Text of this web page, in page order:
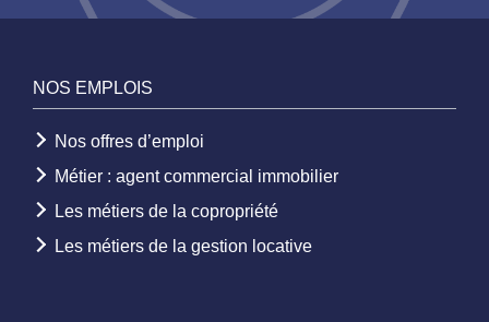
NOS EMPLOIS
Nos offres d’emploi
Métier : agent commercial immobilier
Les métiers de la copropriété
Les métiers de la gestion locative